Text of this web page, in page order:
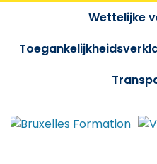
Wettelijke